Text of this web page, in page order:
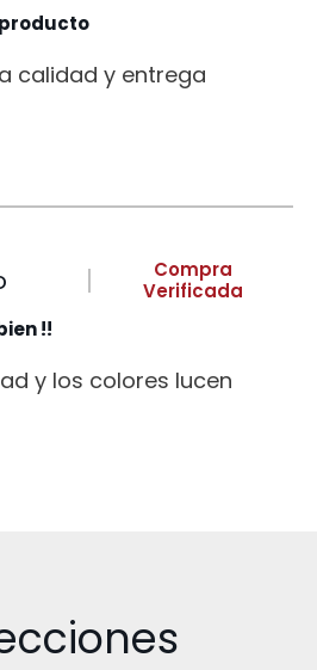
calidad y entrega
Compra
Verificada
!!
y los colores lucen